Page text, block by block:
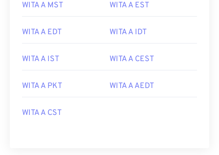
WITA A MST WITA A EST
WITA A EDT WITA A IDT
WITA A IST WITA A CEST
WITA A PKT WITA A AEDT
WITA A CST